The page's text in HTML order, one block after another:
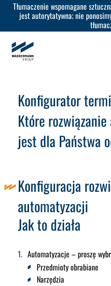
Tłumaczenie wspomagane
jest autorytatywna; nie
Konfigurator
Które
jest dla Państwa
Konfiguracja
automatyzacji
Jak to działa
Automatyzacje – proszę
Przedmioty obrabiane
Narzędzia